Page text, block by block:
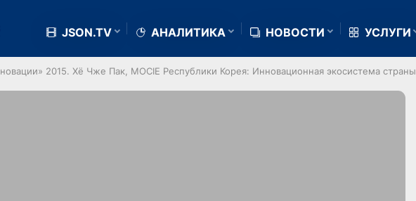
JSON.TV АНАЛИТИКА НОВОСТИ УСЛУГИ
2015. Хё Чже Пак, MOCIE Республики Корея: Инновационная экосистема страны